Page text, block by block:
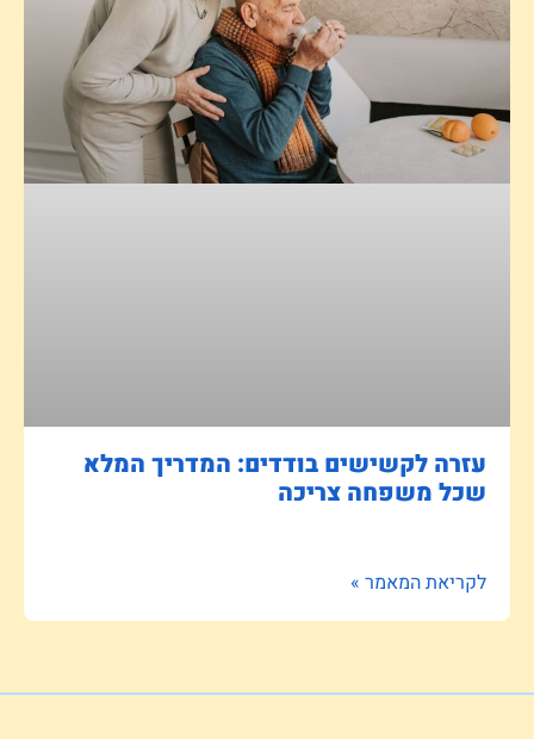
עזרה לקשישים בודדים: המדריך המלא
שכל משפחה צריכה
לקריאת המאמר »